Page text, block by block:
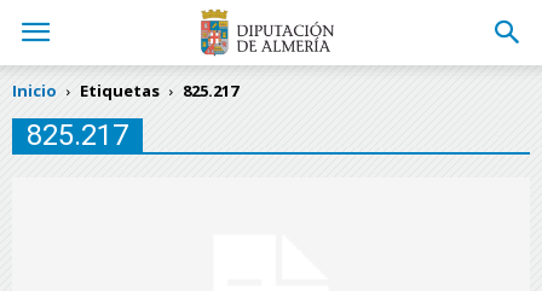
Inicio Etiquetas 825.217
825.217